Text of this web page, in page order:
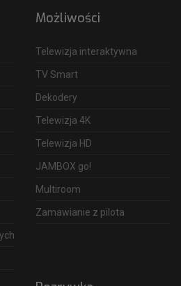
Możliwości
Telewizja interaktywna
TV Smart
Dekodery
Telewizja 4K
Telewizja HD
JAMBOX go!
Multiroom
Zamawianie z pilota